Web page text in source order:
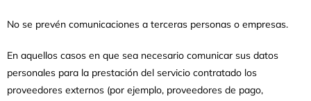
No se prevén comunicaciones a terceras personas o empresas.
En aquellos casos en que sea necesario comunicar sus datos
personales para la prestación del servicio contratado los
proveedores externos (por ejemplo, proveedores de pago,